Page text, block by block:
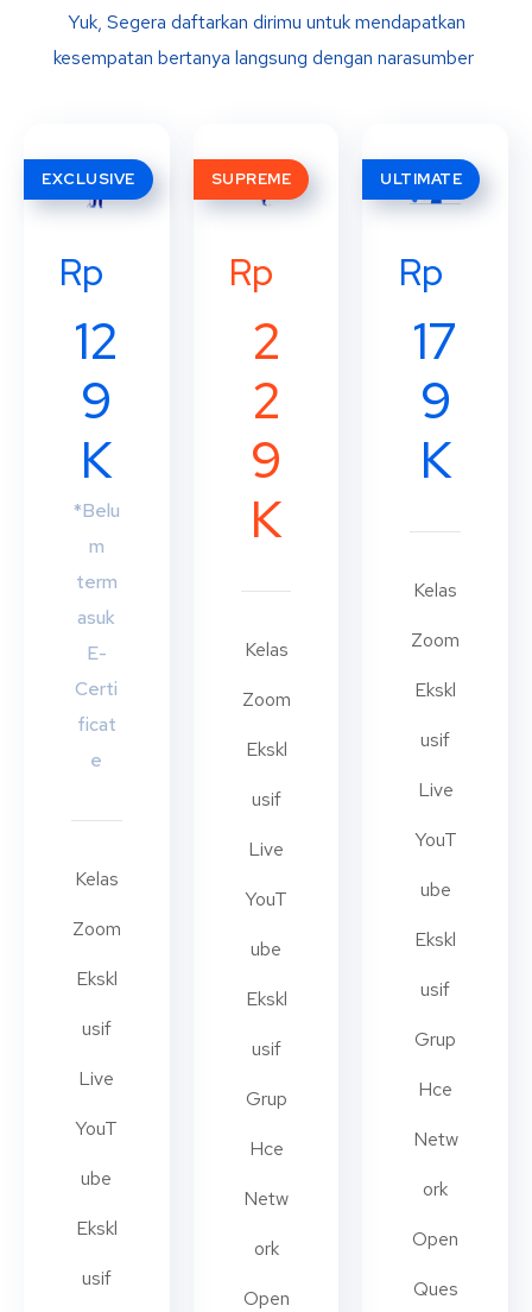
Yuk, Segera daftarkan dirimu untuk mendapatkan
kesempatan bertanya langsung dengan narasumber
EXCLUSIVE
Rp
12
9
K
*Belu
m
term
asuk
E-
Certi
ficat
e
Kelas
Zoom
Ekskl
usif
Live
YouT
ube
Ekskl
usif
SUPREME
Rp
2
2
9
K
Kelas
Zoom
Ekskl
usif
Live
YouT
ube
Ekskl
usif
Grup
Hce
Netw
ork
Open
ULTIMATE
Rp
17
9
K
Kelas
Zoom
Ekskl
usif
Live
YouT
ube
Ekskl
usif
Grup
Hce
Netw
ork
Open
Ques